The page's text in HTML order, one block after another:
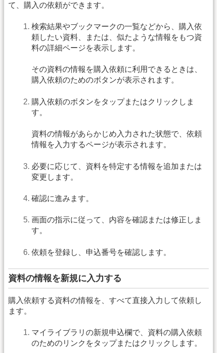
て、購入の依頼ができます。
検索結果やブックマークの一覧などから、購入依
頼したい資料、または、似たような情報をもつ資
料の詳細ページを表示します。
その資料の情報を購入依頼に利用できるときは、
購入依頼のためのボタンが表示されます。
購入依頼のボタンをタップまたはクリックしま
す。
資料の情報があらかじめ入力された状態で、依頼
情報を入力するページが表示されます。
必要に応じて、資料を特定する情報を追加または
変更します。
確認に進みます。
画面の指示に従って、内容を確認または修正しま
す。
依頼を登録し、申込番号を確認します。
資料の情報を新規に入力する
購入依頼する資料の情報を、すべて直接入力して依頼し
ます。
マイライブラリの新規申込欄で、資料の購入依頼
のためのリンクをタップまたはクリックします。